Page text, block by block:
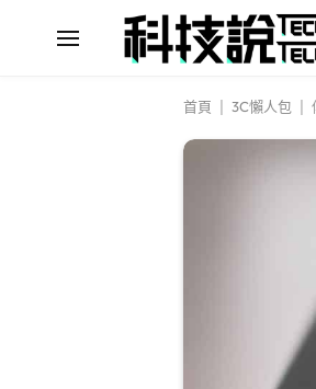
首頁 3C懶人包